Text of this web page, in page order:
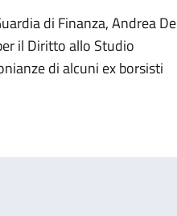
di Finanza, Andrea De
il Diritto allo Studio
di alcuni ex borsisti